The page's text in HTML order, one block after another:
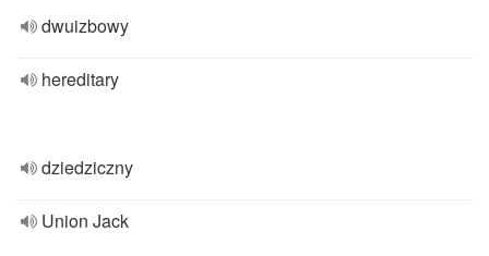
dwuizbowy
hereditary
dziedziczny
Union Jack